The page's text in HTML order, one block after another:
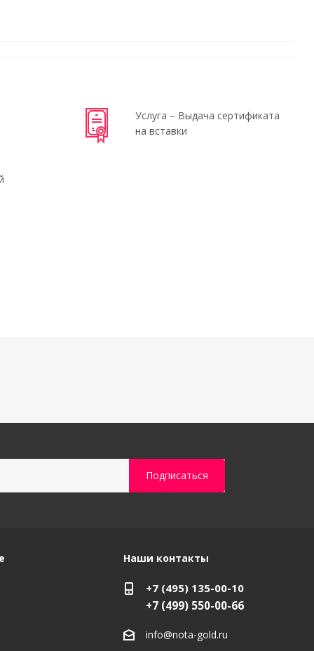
Услуга – Выдача сертификата
на вставки
Наши контакты
+7 (495) 135-00-10
+7 (499) 550-00-66
info@nota-gold.ru